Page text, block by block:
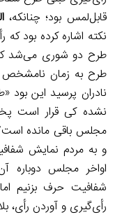
قابل‌لمس بود؛ چنانکه،
نکته اشاره کرده بود که
طرح دو شوری می‌شد
طرح به زمان
نشده کی قرار است
مجلس باقی مانده است؟
و به مردم نمایش
اواخر مجلس دوباره
شفافیت حرف بزنیم
رأی‌گیری و آوردن رأی،